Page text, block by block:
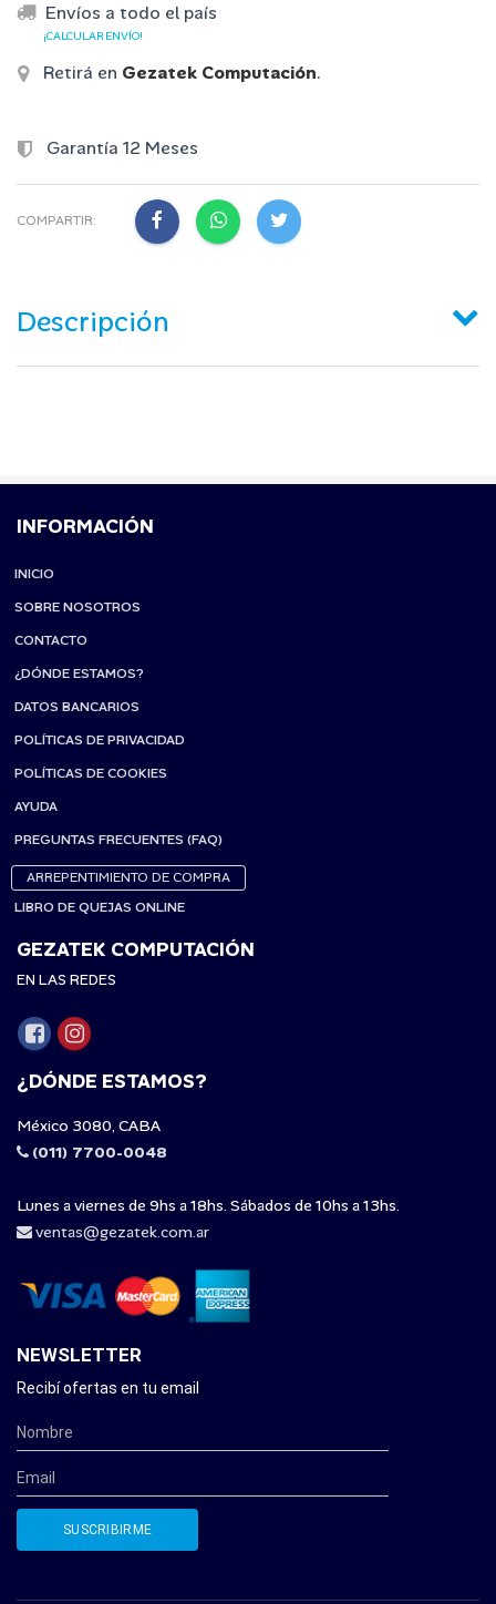
Envíos a todo el país
¡CALCULAR ENVÍO!
Retirá en Gezatek Computación.
Garantía 12 Meses
COMPARTIR:
Descripción
INFORMACIÓN
INICIO
SOBRE NOSOTROS
CONTACTO
¿DÓNDE ESTAMOS?
DATOS BANCARIOS
POLÍTICAS DE PRIVACIDAD
POLÍTICAS DE COOKIES
AYUDA
PREGUNTAS FRECUENTES (FAQ)
ARREPENTIMIENTO DE COMPRA
LIBRO DE QUEJAS ONLINE
GEZATEK COMPUTACIÓN
EN LAS REDES
¿DÓNDE ESTAMOS?
México 3080, CABA
(011) 7700-0048
Lunes a viernes de 9hs a 18hs. Sábados de 10hs a 13hs.
ventas@gezatek.com.ar
NEWSLETTER
Recibí ofertas en tu email